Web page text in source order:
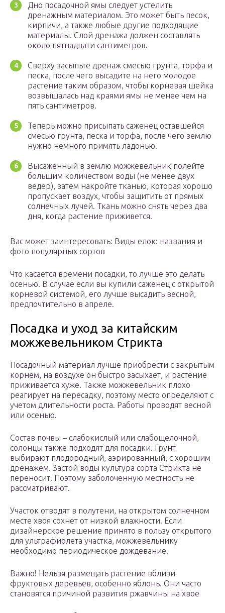
Дно посадочной ямы следует устелить
дренажным материалом. Это может быть песок,
кирпичи, а также любые другие подходящие
материалы. Слой дренажа должен составлять
около пятнадцати сантиметров.
Сверху засыпьте дренаж смесью грунта, торфа и
песка, после чего высадите на него молодое
растение таким образом, чтобы корневая шейка
возвышалась над краями ямы не менее чем на
пять сантиметров.
Теперь можно присыпать саженец оставшейся
смесью грунта, песка и торфа, после чего землю
нужно немного примять ладонью.
Высаженный в землю можжевельник полейте
большим количеством воды (не менее двух
ведер), затем накройте тканью, которая хорошо
пропускает воздух, чтобы защитить от прямых
солнечных лучей. Ткань можно снять через два
дня, когда растение приживется.
Вас может заинтересовать: Виды елок: названия и
фото популярных сортов
Что касается времени посадки, то лучше это делать
осенью. В случае если вы купили саженец с открытой
корневой системой, его лучше высадить весной,
предпочтительно в апреле.
Посадка и уход за китайским
можжевельником Стрикта
Посадочный материал лучше приобрести с закрытым
корнем, на воздухе он быстро засыхает, и растение
приживается хуже. Также можжевельник плохо
реагирует на пересадку, поэтому место определяют с
учетом длительности роста. Работы проводят весной
или осенью.
Состав почвы – слабокислый или слабощелочной,
солонцы также подходят для посадки. Грунт
выбирают плодородный, аэрированный, с хорошим
дренажем. Застой воды культура сорта Стрикта не
переносит. Поэтому заболоченную местность не
рассматривают.
Участок отводят в полутени, на открытом солнечном
месте хвоя сохнет от низкой влажности. Если
дизайнерское решение принято в пользу открытого
для ультрафиолета участка, можжевельнику
необходимо периодическое дождевание.
Важно! Нельзя размещать растение вблизи
фруктовых деревьев, особенно яблонь. Они часто
становятся причиной развития ржавчины на хвое